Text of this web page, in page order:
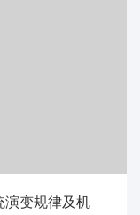
演变规律及机